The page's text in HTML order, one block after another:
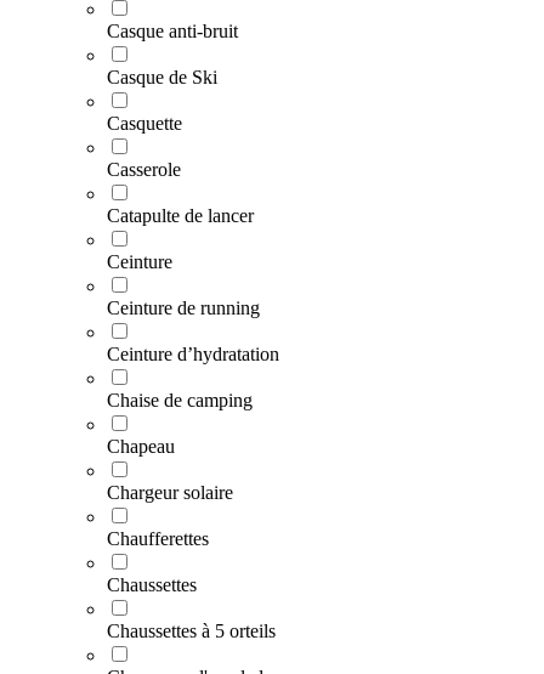
Casque anti-bruit
Casque de Ski
Casquette
Casserole
Catapulte de lancer
Ceinture
Ceinture de running
Ceinture d’hydratation
Chaise de camping
Chapeau
Chargeur solaire
Chaufferettes
Chaussettes
Chaussettes à 5 orteils